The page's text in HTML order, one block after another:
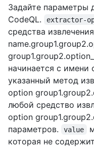
Задайте параметры
CodeQL.
extractor-
средства
начинается с имени
указанный метод
option
любой средство
option
параметров.
value
которая не